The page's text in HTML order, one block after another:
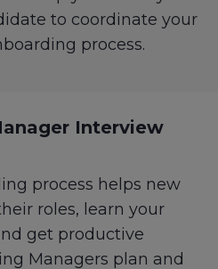
to coordinate your
process.
Interview
process helps new
roles, learn your
get productive
Managers plan and